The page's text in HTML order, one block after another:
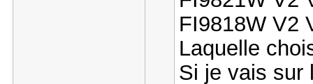
FI9818W V2
Laquelle
Si je vais sur